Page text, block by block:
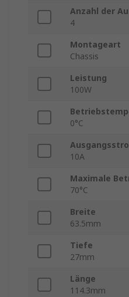
Anzahl der
4
Montageart
Chassis
Leistung
100W
0°C
10A
Maximale
70°C
Breite
63.5mm
Tiefe
27mm
Länge
114.3mm